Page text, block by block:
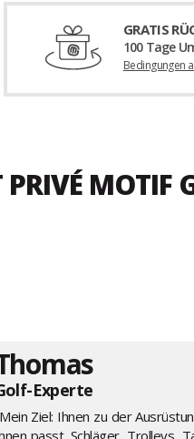
GRATIS
100 Tage
Bedingungen
MOTIF
Experte
Ziel: Ihnen zu der